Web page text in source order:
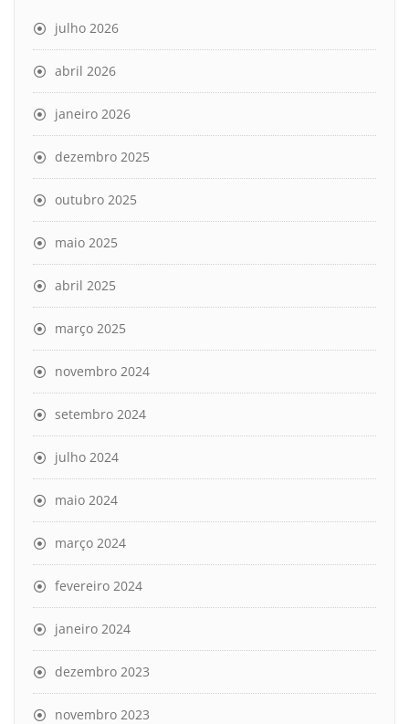
julho 2026
abril 2026
janeiro 2026
dezembro 2025
outubro 2025
maio 2025
abril 2025
março 2025
novembro 2024
setembro 2024
julho 2024
maio 2024
março 2024
fevereiro 2024
janeiro 2024
dezembro 2023
novembro 2023